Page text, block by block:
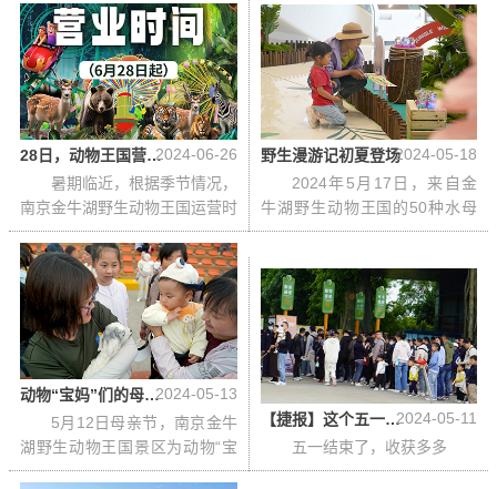
28日，动物王国营业时间调整啦
暑期临近，根据季节情况，
南京金牛湖野生动物王国运营时
间做下列调整：
2024-06-26
野生漫游记初夏登场
2024年5月17日，来自金
牛湖野生动物王国的50种水母
来到位于六合区的龙湖天
2024-05-18
动物“宝妈”们的母亲节
5月12日母亲节，南京金牛
湖野生动物王国景区为动物“宝
妈”们举行了一场别开生面
2024-05-13
【捷报】这个五一，金牛湖野生动物王国车多、人多、好评多
五一结束了，收获多多
2024-05-11